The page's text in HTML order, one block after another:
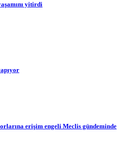
yitirdi
erişim engeli Meclis gündeminde